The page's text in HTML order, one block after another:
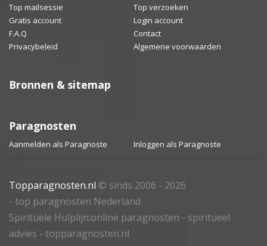
Top mailsessie
Top verzoeken
Gratis account
Login account
F.A.Q
Contact
Privacybeleid
Algemene voorwaarden
Bronnen & sitemap
Paragnosten
Aanmelden als Paragnoste Inloggen als Paragnoste
Topparagnosten.nl © sinds 2006 - 2026
- top paragnosten Nederland
Spirituele Hulplijn:online paragnosten - spiritueel
advies - topparagnosten.nl